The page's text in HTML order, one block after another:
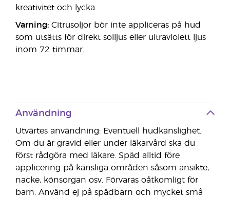
kreativitet och lycka.
Varning: Citrusoljor bör inte appliceras på hud
som utsätts för direkt solljus eller ultraviolett ljus
inom 72 timmar.
Användning
Utvärtes användning: Eventuell hudkänslighet.
Om du är gravid eller under läkarvård ska du
först rådgöra med läkare. Späd alltid före
applicering på känsliga områden såsom ansikte,
nacke, könsorgan osv. Förvaras oåtkomligt för
barn. Använd ej på spädbarn och mycket små